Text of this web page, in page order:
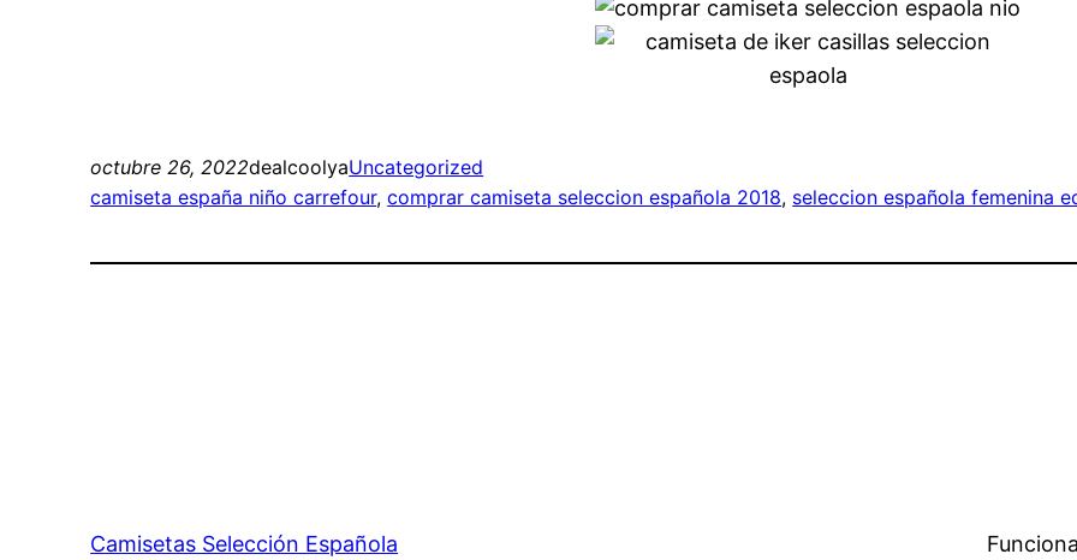
octubre 26, 2022dealcoolyaUncategorized
camiseta españa niño carrefour, comprar camiseta seleccion española 2018, seleccion española femenina
Camisetas Selección Española